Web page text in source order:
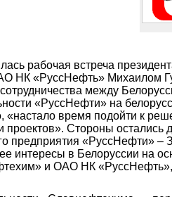
рабочая встреча
НК «РуссНефть» Михаилом
между
«РуссНефти» на
«настало время подойти к
проектов». Стороны остались
предприятия «РуссНефти»
интересы в Белоруссии на
и ОАО НК «РуссНефть»,